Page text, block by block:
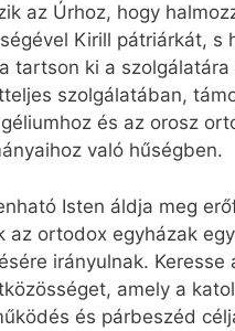
az Úrhoz, hogy
Kirill pátriárkát, s
tartson ki a
szolgálatában,
és az orosz
való hűségben.
Isten áldja meg
az ortodox egyházak
irányulnak. Keresse
amely a
és párbeszéd